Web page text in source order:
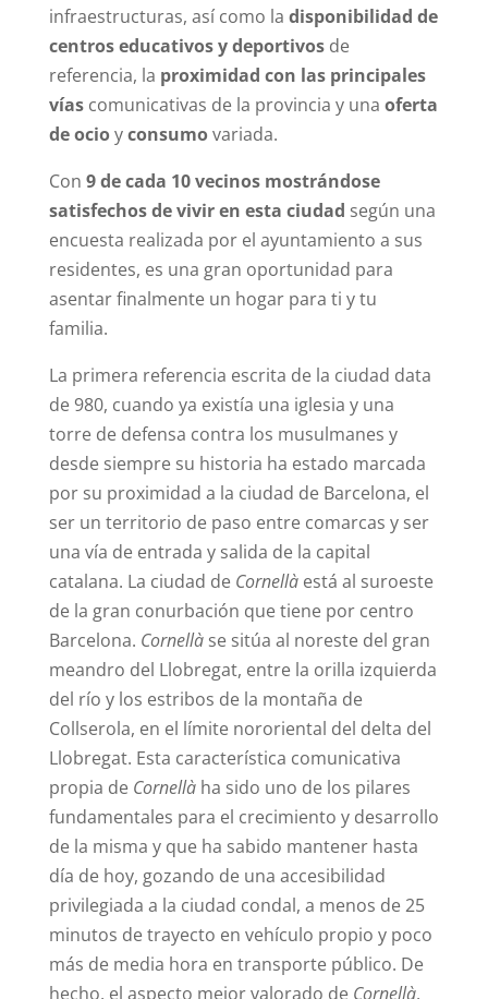
infraestructuras, así como la disponibilidad de
centros educativos y deportivos de
referencia, la proximidad con las principales
víascomunicativas de la provincia y una oferta
de ocioyconsumovariada.
Con 9 de cada 10 vecinos mostrándose
satisfechos de vivir en esta ciudad según una
encuesta realizada por el ayuntamiento a sus
residentes, es una gran oportunidad para
asentar finalmente un hogar para ti y tu
familia.
La primera referencia escrita de la ciudad data
de 980, cuando ya existía una iglesia y una
torre de defensa contra los musulmanes y
desde siempre su historia ha estado marcada
por su proximidad a la ciudad de Barcelona, el
ser un territorio de paso entre comarcas y ser
una vía de entrada y salida de la capital
catalana. La ciudad de Cornellàestá al suroeste
de la gran conurbación que tiene por centro
Barcelona. Cornellàse sitúa al noreste del gran
meandro del Llobregat, entre la orilla izquierda
del río y los estribos de la montaña de
Collserola, en el límite nororiental del delta del
Llobregat. Esta característica comunicativa
propia de Cornellàha sido uno de los pilares
fundamentales para el crecimiento y desarrollo
de la misma y que ha sabido mantener hasta
día de hoy, gozando de una accesibilidad
privilegiada a la ciudad condal, a menos de 25
minutos de trayecto en vehículo propio y poco
más de media hora en transporte público. De
hecho, el aspecto mejor valorado de Cornellà,